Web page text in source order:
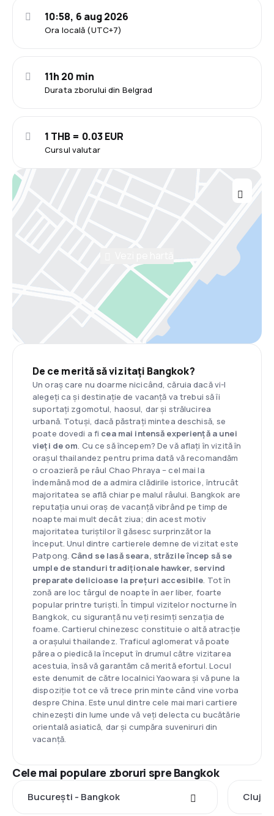
Ora locală (UTC+7)
10:58, 6 aug 2026
Durata zborului din Belgrad
11h 20 min
Cursul valutar
1 THB = 0.03 EUR
De ce merită să vizitați Bangkok?
Un oraș care nu doarme nicicând, căruia dacă vi-l
alegeți ca și destinație de vacanță va trebui să îi
suportați zgomotul, haosul, dar și strălucirea
urbană. Totuși, dacă păstrați mintea deschisă, se
poate dovedi a fi cea mai intensă experiență a unei
vieți de om. Cu ce să începem? De vă aflați în vizită în
orașul thailandez pentru prima dată vă recomandăm
o croazieră pe râul Chao Phraya – cel mai la
îndemână mod de a admira clădirile istorice, întrucât
majoritatea se află chiar pe malul râului. Bangkok are
reputația unui oraș de vacanță vibrând pe timp de
noapte mai mult decât ziua; din acest motiv
majoritatea turiștilor îl găsesc surprinzător la
început. Unul dintre cartierele demne de vizitat este
Patpong. Când se lasă seara, străzile încep să se
umple de standuri tradiționale hawker, servind
preparate delicioase la prețuri accesibile. Tot în
zonă are loc târgul de noapte în aer liber, foarte
popular printre turiști. În timpul vizitelor nocturne în
Bangkok, cu siguranță nu veți resimți senzația de
foame. Cartierul chinezesc constituie o altă atracție
a orașului thailandez. Traficul aglomerat vă poate
părea o piedică la început în drumul către vizitarea
acestuia, însă vă garantăm că merită efortul. Locul
este denumit de către localnici Yaowara și vă pune la
dispoziție tot ce vă trece prin minte când vine vorba
despre China. Este unul dintre cele mai mari cartiere
chinezești din lume unde vă veți delecta cu bucătărie
orientală asiatică, dar și cumpăra suveniruri din
vacanță.
Cele mai populare zboruri spre Bangkok
București - Bangkok Cluj-